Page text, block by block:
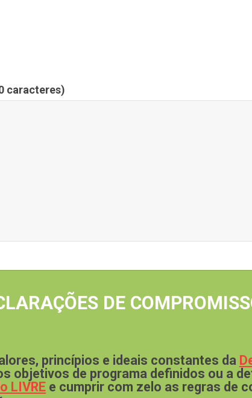
caracteres)
DE
princípios e ideais constantes da
objetivos de programa definidos ou a
LIVRE e cumprir com zelo as regras de